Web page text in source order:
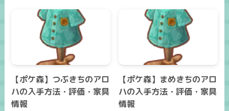
【ポケ森】つぶきちのアロ
ハの入手方法・評価・家具
情報
【ポケ森】まめきちのアロ
ハの入手方法・評価・家具
情報